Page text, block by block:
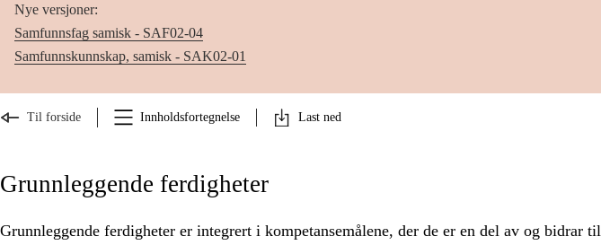
Nye versjoner:
Samfunnsfag samisk - SAF02-04
Samfunnskunnskap, samisk - SAK02-01
Til forside Innholdsfortegnelse Last ned
Grunnleggende ferdigheter
Grunnleggende ferdigheter er integrert i kompetansemålene, der de er en del av og bidrar til